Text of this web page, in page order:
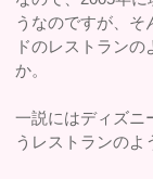
うなのですが、
ドのレストラン
か。
一説にはディズニ
うレストランのよ